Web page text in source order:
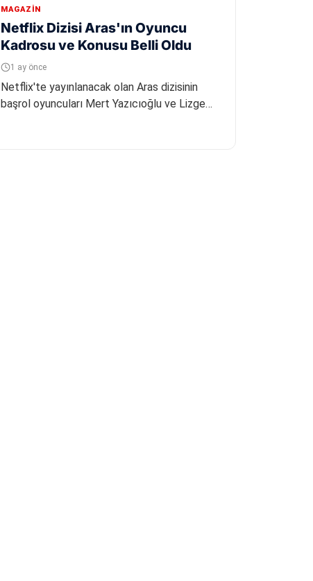
MAGAZIN
Netflix Dizisi Aras'ın Oyuncu
Kadrosu ve Konusu Belli Oldu
1 ay önce
Netflix'te yayınlanacak olan Aras dizisinin
başrol oyuncuları Mert Yazıcıoğlu ve Lizge